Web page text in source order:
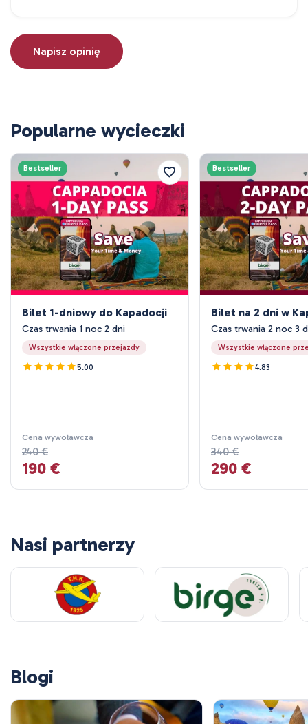
Napisz opinię
Popularne wycieczki
Bestseller
Bilet 1-dniowy do Kapadocji
Czas trwania 1 noc 2 dni
Wszystkie włączone przejazdy
5.00
Cena wywoławcza
240 €
190 €
Bestseller
Bilet na 2 dni w
Czas trwania 2 noc 3
Wszystkie włączone
4.83
Cena wywoławcza
340 €
290 €
Nasi partnerzy
Blogi